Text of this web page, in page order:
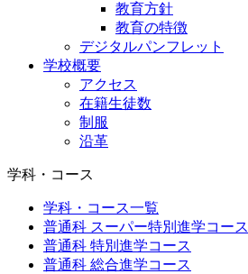
教育方針
教育の特徴
デジタルパンフレット
学校概要
アクセス
在籍生徒数
制服
沿革
学科・コース
学科・コース一覧
普通科 スーパー特別進学コース
普通科 特別進学コース
普通科 総合進学コース